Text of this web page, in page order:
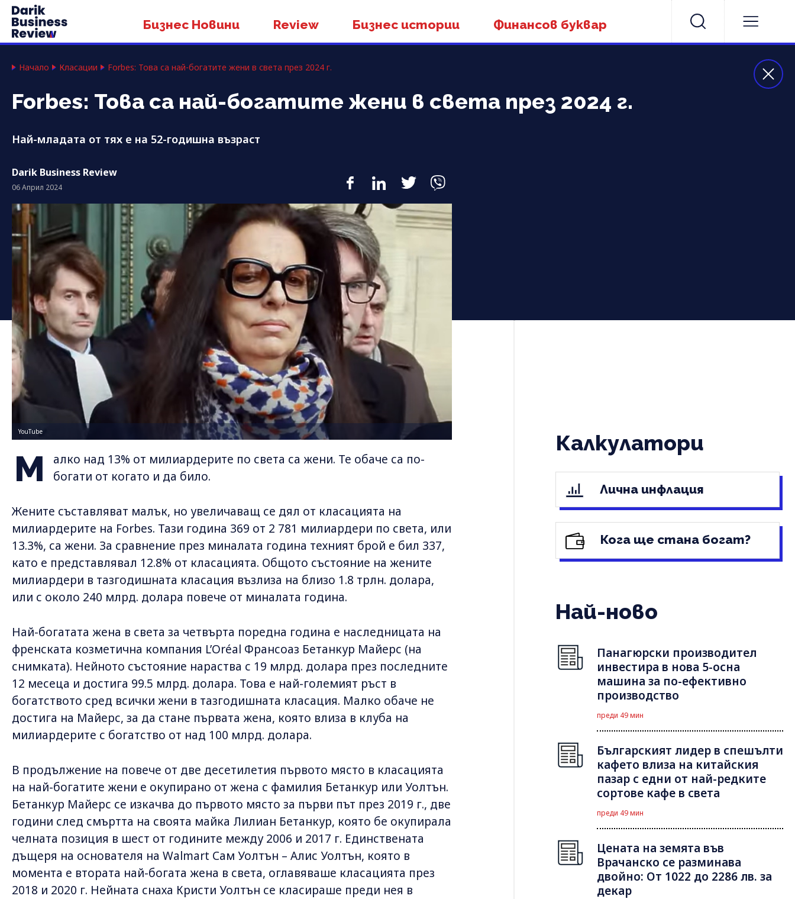
Бизнес Новини Review Бизнес истории Финансов буквар
Начало Класации Forbes: Това са най-богатите жени в света през 2024 г.
Forbes: Това са най-богатите жени в света през 2024 г.
Най-младата от тях е на 52-годишна възраст
Darik Business Review
06 Април 2024
YouTube
М
алко над 13% от милиардерите по света са жени. Те обаче са по-
богати от когато и да било.
Жените съставляват малък, но увеличаващ се дял от класацията на
милиардерите на Forbes. Тази година 369 от 2 781 милиардери по света, или
13.3%, са жени. За сравнение през миналата година техният брой е бил 337,
като е представлявал 12.8% от класацията. Общото състояние на жените
милиардери в тазгодишната класация възлиза на близо 1.8 трлн. долара,
или с около 240 млрд. долара повече от миналата година.
Най-богатата жена в света за четвърта поредна година е наследницата на
френската козметична компания L’Oréal Франсоаз Бетанкур Майерс (на
снимката). Нейното състояние нараства с 19 млрд. долара през последните
12 месеца и достига 99.5 млрд. долара. Това е най-големият ръст в
богатството сред всички жени в тазгодишната класация. Малко обаче не
достига на Майерс, за да стане първата жена, която влиза в клуба на
милиардерите с богатство от над 100 млрд. долара.
В продължение на повече от две десетилетия първото място в класацията
на най-богатите жени е окупирано от жена с фамилия Бетанкур или Уолтън.
Бетанкур Майерс се изкачва до първото място за първи път през 2019 г., две
години след смъртта на своята майка Лилиан Бетанкур, която бе окупирала
челната позиция в шест от годините между 2006 и 2017 г. Единствената
дъщеря на основателя на Walmart Сам Уолтън – Алис Уолтън, която в
момента е втората най-богата жена в света, оглавяваше класацията през
2018 и 2020 г. Нейната снаха Кристи Уолтън се класираше преди нея в
Калкулатори
Лична инфлация
Кога ще стана богат?
Най-ново
Панагюрски производител
инвестира в нова 5-осна
машина за по-ефективно
производство
преди 49 мин
Българският лидер в спешълти
кафето влиза на китайския
пазар с едни от най-редките
сортове кафе в света
преди 49 мин
Цената на земята във
Врачанско се разминава
двойно: От 1022 до 2286 лв. за
декар